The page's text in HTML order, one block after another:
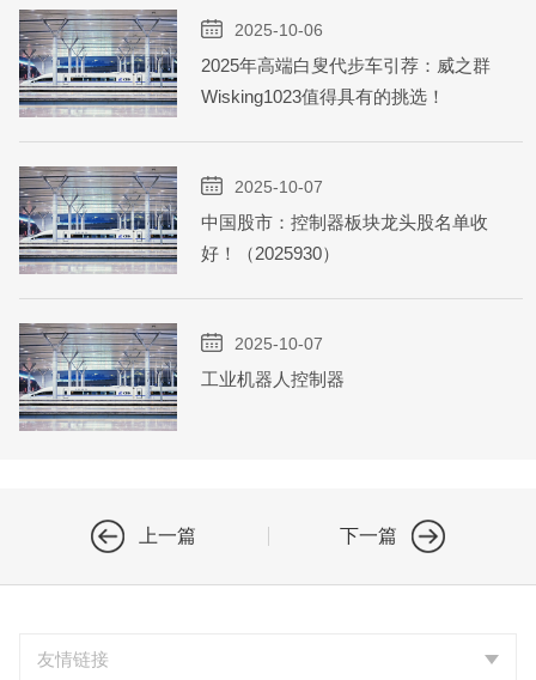
2025-10-06
2025年高端白叟代步车引荐：威之群
Wisking1023值得具有的挑选！
2025-10-07
中国股市：控制器板块龙头股名单收
好！（2025930）
2025-10-07
工业机器人控制器
上一篇 下一篇